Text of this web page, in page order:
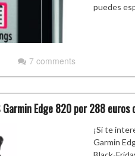
7 comments
puedes
Edge 820 por 288 euros
¡Si te
Garmin